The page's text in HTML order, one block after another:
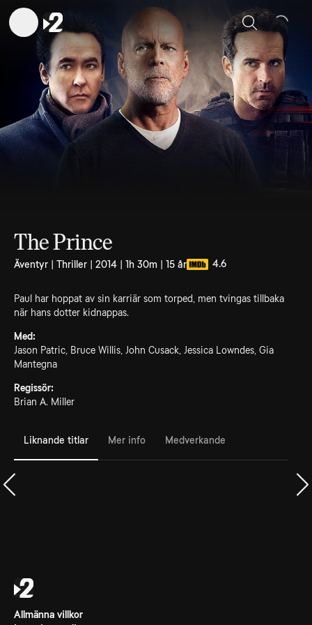
Sök
The Prince
Äventyr | Thriller | 2014 | 1h 30m | 15 år 4.6
Paul har hoppat av sin karriär som torped, men tvingas tillbaka
när hans dotter kidnappas.
Med:
Jason Patric, Bruce Willis, John Cusack, Jessica Lowndes, Gia
Mantegna
Regissör:
Brian A. Miller
Liknande titlar Mer info Medverkande
Allmänna villkor